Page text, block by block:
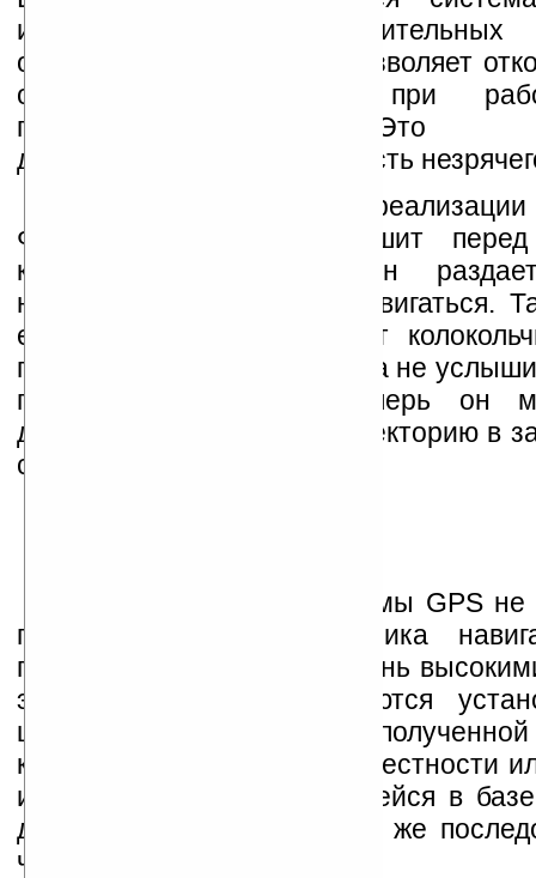
использование
определения положения позволяет
ошибки, возникающие при
позиционирования. Это
дополнительную безопасность
Интересен подход к
Фактически человек слышит
колокольчика, причем он
направления куда нужно двигаться.
если пользователь слышит
поворачивается налево пока не
прямо перед собой. Теперь он
движение, корректируя траекторию в
смещения звука.
Но, как известно, системы GPS
прямой видимости спутника
помещениях или между очень
этом случае и используются
шлеме четыре камеры. По полученной
компьютер создает схему местности
и сравнивает ее с хранящейся в
действия происходят в той же
что и на улице.